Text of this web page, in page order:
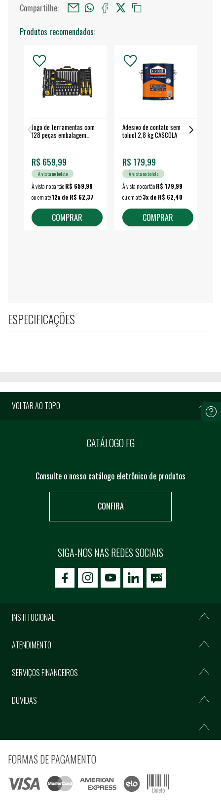
Compartilhe:
Produtos recomendados:
Jogo de ferramentas com
128 peças embalagem
R$ 659,99
À vista no boleto
À vista no cartãoR$ 659,99
ou em até12x de R$ 62,37
COMPRAR
Adesivo de contato sem
toluol 2,8 kg CASCOLA
R$ 179,99
À vista no boleto
À vista no cartãoR$ 179,99
ou em até3x de R$ 62,40
COMPRAR
ESPECIFICAÇÕES
VOLTAR AO TOPO
CATÁLOGO FG
Consulte o nosso catálogo eletrônico de produtos
CONFIRA
SIGA-NOS NAS REDES SOCIAIS
icon-facebookicon-social02icon-social03
INSTITUCIONAL
ATENDIMENTO
SERVIÇOS FINANCEIROS
DÚVIDAS
FORMAS DE PAGAMENTO